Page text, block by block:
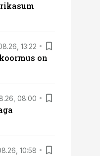
13:22
on
08:00
10:58